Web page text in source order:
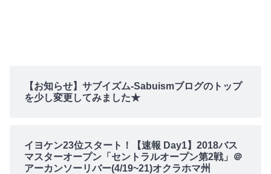
【お知らせ】サブイズム-Sabuismブログのトップ
を少し変更してみました★
イヨケン23位スタート！【速報 Day1】2018バス
マスターオープン「セントラルオープン第2戦」＠
アーカンソーリバー(4/19~21)オクラホマ州